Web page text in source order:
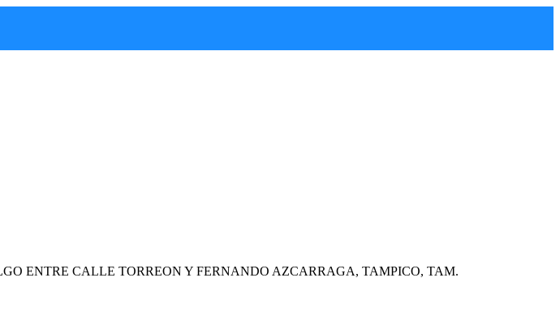
ENTRE CALLE TORREON Y FERNANDO AZCARRAGA, TAMPICO, TAM.